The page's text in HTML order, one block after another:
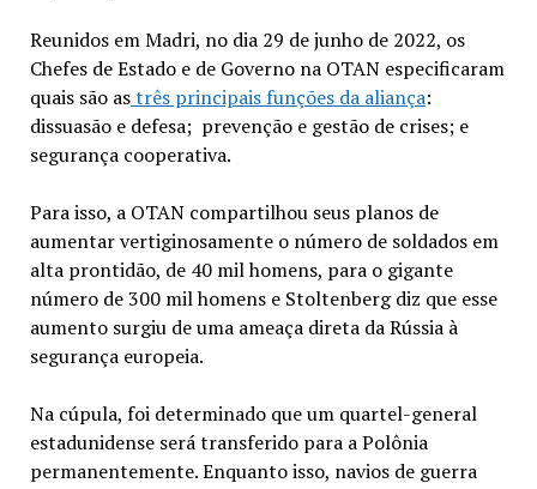
Reunidos em Madri, no dia 29 de junho de 2022, os
Chefes de Estado e de Governo na OTAN especificaram
quais são astrês principais funções da aliança:
dissuasão e defesa; prevenção e gestão de crises; e
segurança cooperativa.
Para isso, a OTAN compartilhou seus planos de
aumentar vertiginosamente o número de soldados em
alta prontidão, de 40 mil homens, para o gigante
número de 300 mil homens e Stoltenberg diz que esse
aumento surgiu de uma ameaça direta da Rússia à
segurança europeia.
Na cúpula, foi determinado que um quartel-general
estadunidense será transferido para a Polônia
permanentemente. Enquanto isso, navios de guerra